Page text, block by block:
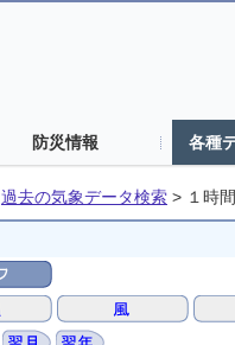
防災情報 各種
過去の気象データ検索 > １時